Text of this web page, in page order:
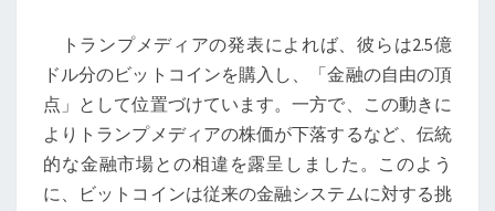
が
示
す
未
来
トランプメディアの発表によれば、彼らは2.5億
ドル分のビットコインを購入し、「金融の自由の頂
点」として位置づけています。一方で、この動きに
よりトランプメディアの株価が下落するなど、伝統
的な金融市場との相違を露呈しました。このよう
に、ビットコインは従来の金融システムに対する挑